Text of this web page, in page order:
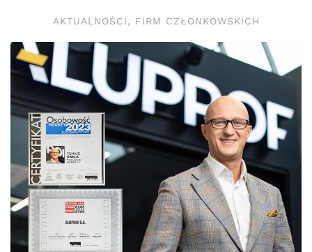
AKTUALNOŚCI, FIRM CZŁONKOWSKICH